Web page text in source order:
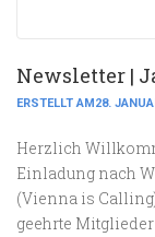
Newsletter |
ERSTELLT AM28.
Herzlich
Einladung nach
(Vienna is
geehrte